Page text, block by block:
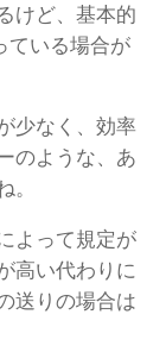
けど、基本的
ている場合が
少なく、効率
のような、あ
。
よって規定が
高い代わりに
送りの場合は